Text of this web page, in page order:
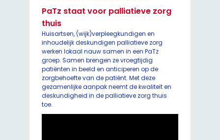
PaTz staat voor palliatieve zorg
thuis
Huisartsen, (wijk)verpleegkundigen en
inhoudelijk deskundigen palliatieve zorg
werken lokaal nauw samen in een PaTz
groep. Samen brengen ze vroegtijdig
patiënten in beeld en anticiperen op de
zorgbehoefte van de patiënt. Met deze
gezamenlijke aanpak neemt de kwaliteit en
deskundigheid in de palliatieve zorg thuis
toe.